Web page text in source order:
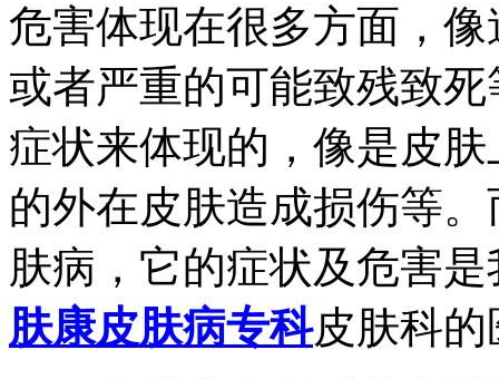
危害体现在很多方面，
或者严重的可能致残致
症状来体现的，像是皮
的外在皮肤造成损伤等
肤病，它的症状及危害
肤康皮肤病专科皮肤科